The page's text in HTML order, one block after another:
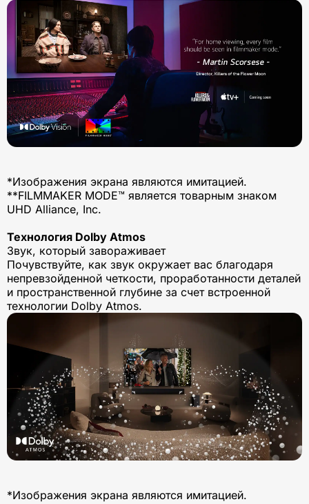
*Изображения экрана являются имитацией.
**FILMMAKER MODE™ является товарным знаком
UHD Alliance, Inc.
Технология Dolby Atmos
Звук, который завораживает
Почувствуйте, как звук окружает вас благодаря
непревзойденной четкости, проработанности деталей
и пространственной глубине за счет встроенной
технологии Dolby Atmos.
*Изображения экрана являются имитацией.